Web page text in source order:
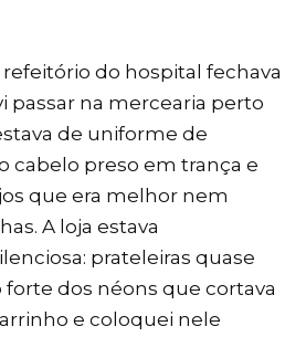
refeitório do hospital fechava
passar na mercearia perto
de uniforme de
cabelo preso em trança e
que era melhor nem
A loja estava
prateleiras quase
forte dos néons que cortava
e coloquei nele